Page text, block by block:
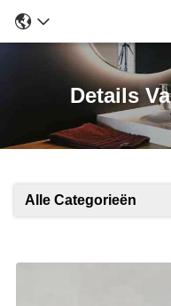
Details
Alle Categorieën